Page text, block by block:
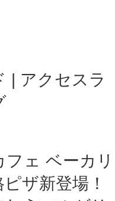
| アクセスラ
フェ ベーカリ
ザ新登場！